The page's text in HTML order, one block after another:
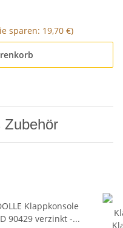
sparen: 19,70 €)
Zubehör